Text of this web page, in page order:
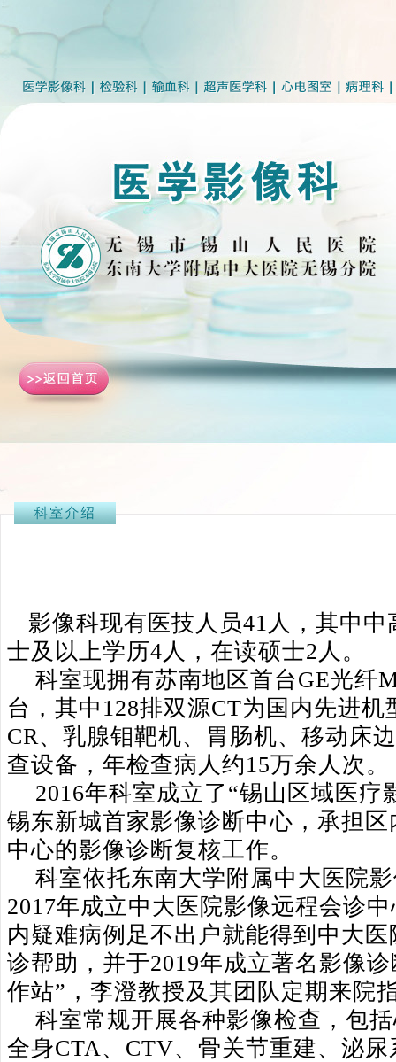
影像科现有医技人员41 人，其中中
士及以上学历4人，在读硕士2 人。
科室现拥有苏南地区首台GE光纤
台，其中 128排双源CT为国内先进机
CR、乳腺钼靶机、胃肠机、移动床
查设备，年检查病人约15万余人次。
2016年科室成立了“锡山区域医疗
锡东新城首家影像诊断中心，承担区
中心的影像诊断复核工作。
科室依托东南大学附属中大医院
2017年成立中大医院影像远程会诊
内疑难病例足不出户就能得到中大
诊帮助，并于2019年成立著名影像
作站”，李澄教授及其团队定期来院
科室常规开展各种影像检查，包
全身CTA、 CTV、骨关节重建、泌尿